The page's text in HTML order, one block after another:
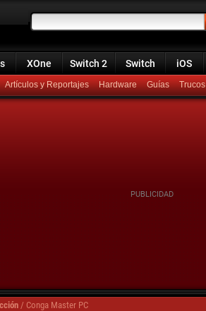
XOne Switch 2 Switch iOS
Artículos y Reportajes Hardware Guías Trucos
/ Conga Master PC